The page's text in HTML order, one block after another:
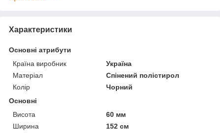
Характеристики
Основні атрибути
Країна виробник
Україна
Матеріал
Спінений полістирол
Колір
Чорний
Основні
Висота
60 мм
Ширина
152 см